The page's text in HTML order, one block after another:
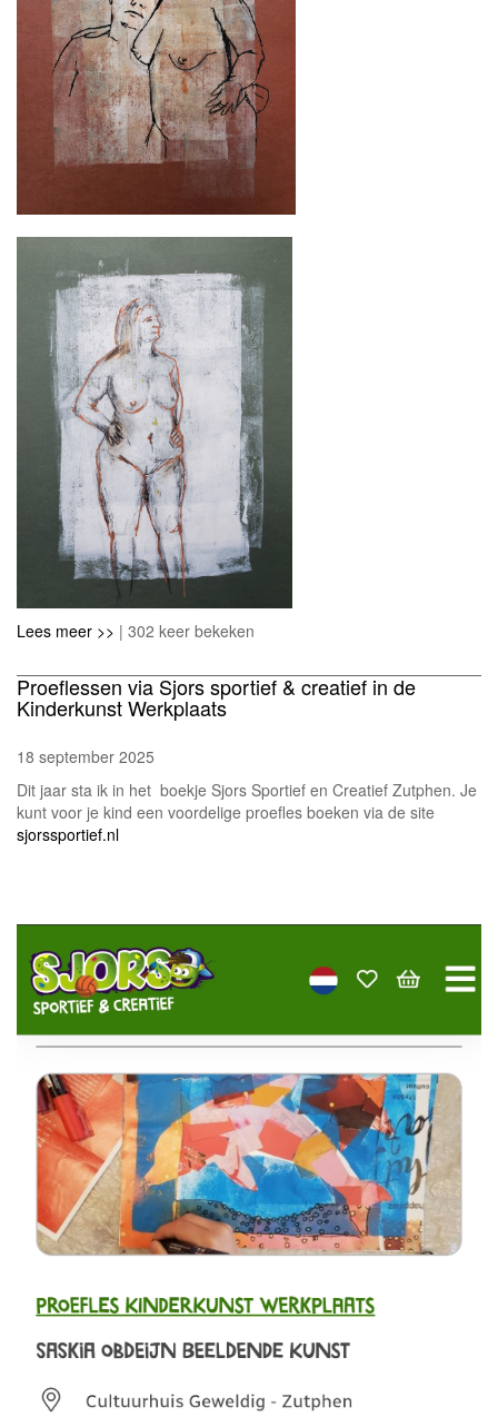
Lees meer >> | 302 keer bekeken
Proeflessen via Sjors sportief & creatief in de
Kinderkunst Werkplaats
18 september 2025
Dit jaar sta ik in het boekje Sjors Sportief en Creatief Zutphen. Je
kunt voor je kind een voordelige proefles boeken via de site
sjorssportief.nl